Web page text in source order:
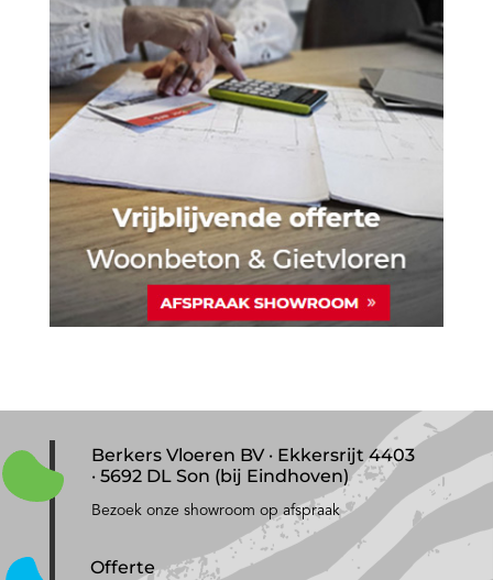
Berkers Vloeren BV · Ekkersrijt 4403
· 5692 DL Son (bij Eindhoven)
Bezoek onze showroom op afspraak
Offerte